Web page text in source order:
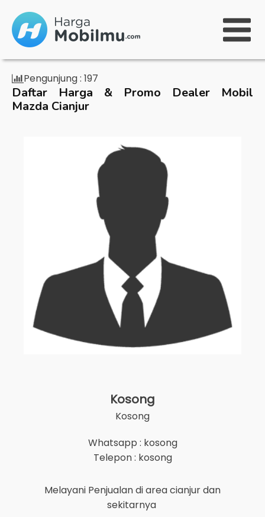
Pengunjung : 197
Daftar Harga & Promo Dealer Mobil
Mazda Cianjur
Kosong
Kosong
Whatsapp : kosong
Telepon : kosong
Melayani Penjualan di areacianjurdan
sekitarnya